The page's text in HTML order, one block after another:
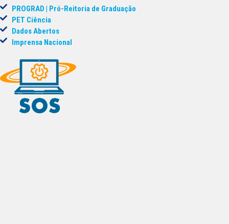
PROGRAD | Pró-Reitoria de Graduação
PET Ciência
Dados Abertos
Imprensa Nacional